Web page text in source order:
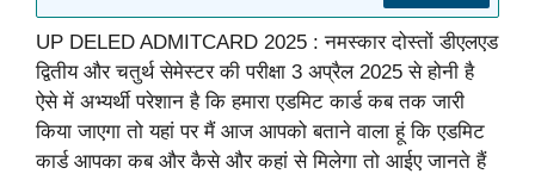
UP DELED ADMITCARD 2025 : नमस्कार दोस्तों डीएलएड
द्वितीय और चतुर्थ सेमेस्टर की परीक्षा 3 अप्रैल 2025 से होनी है
ऐसे में अभ्यर्थी परेशान है कि हमारा एडमिट कार्ड कब तक जारी
किया जाएगा तो यहां पर मैं आज आपको बताने वाला हूं कि एडमिट
कार्ड आपका कब और कैसे और कहां से मिलेगा तो आईए जानते हैं